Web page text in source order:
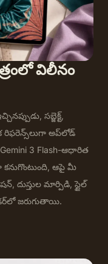
విలీనం
సబ్జెక్ట్,
రిఫరెన్స్‌లుగా అప్‌లోడ్
3 Flash-ఆధారిత
ఆపై మీ
దుస్తుల మార్పిడి, స్టైల్
జరుగుతాయి.